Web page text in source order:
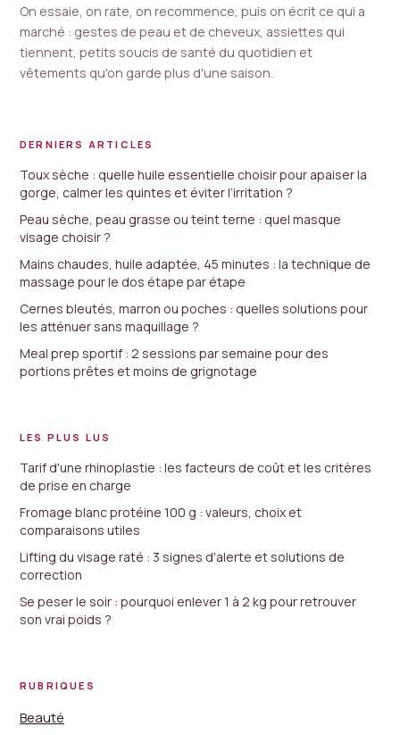
On essaie, on rate, on recommence, puis on écrit ce qui a
marché : gestes de peau et de cheveux, assiettes qui
tiennent, petits soucis de santé du quotidien et
vêtements qu'on garde plus d'une saison.
DERNIERS ARTICLES
Toux sèche : quelle huile essentielle choisir pour apaiser la
gorge, calmer les quintes et éviter l’irritation ?
Peau sèche, peau grasse ou teint terne : quel masque
visage choisir ?
Mains chaudes, huile adaptée, 45 minutes : la technique de
massage pour le dos étape par étape
Cernes bleutés, marron ou poches : quelles solutions pour
les atténuer sans maquillage ?
Meal prep sportif : 2 sessions par semaine pour des
portions prêtes et moins de grignotage
LES PLUS LUS
Tarif d'une rhinoplastie : les facteurs de coût et les critères
de prise en charge
Fromage blanc protéine 100 g : valeurs, choix et
comparaisons utiles
Lifting du visage raté : 3 signes d'alerte et solutions de
correction
Se peser le soir : pourquoi enlever 1 à 2 kg pour retrouver
son vrai poids ?
RUBRIQUES
Beauté